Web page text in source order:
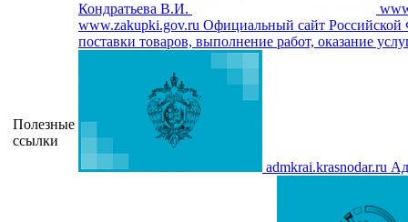
Полезные
ссылки
Кондратьева В.И.
www.zakupki.gov.ru Официальный сайт Российской
поставки товаров, выполнение работ, оказание
admkrai.krasnodar.ru